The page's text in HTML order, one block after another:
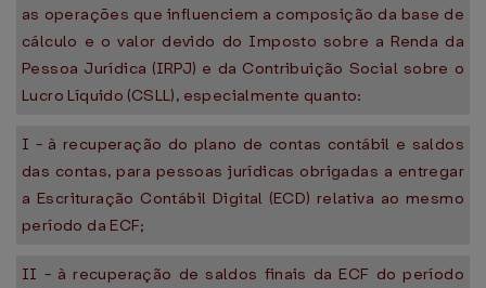
as operações que influenciem a composição da base de
cálculo e o valor devido do Imposto sobre a Renda da
Pessoa Jurídica (IRPJ) e da Contribuição Social sobre o
Lucro Líquido (CSLL), especialmente quanto:
I - à recuperação do plano de contas contábil e saldos
das contas, para pessoas jurídicas obrigadas a entregar
a Escrituração Contábil Digital (ECD) relativa ao mesmo
período da ECF;
II - à recuperação de saldos finais da ECF do período